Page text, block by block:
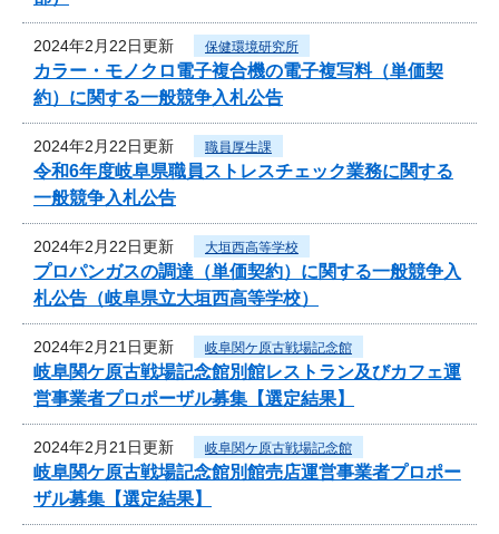
2024年2月22日更新 保健環境研究所
カラー・モノクロ電子複合機の電子複写料（単価契
約）に関する一般競争入札公告
2024年2月22日更新 職員厚生課
令和6年度岐阜県職員ストレスチェック業務に関する
一般競争入札公告
2024年2月22日更新 大垣西高等学校
プロパンガスの調達（単価契約）に関する一般競争入
札公告（岐阜県立大垣西高等学校）
2024年2月21日更新 岐阜関ケ原古戦場記念館
岐阜関ケ原古戦場記念館別館レストラン及びカフェ運
営事業者プロポーザル募集【選定結果】
2024年2月21日更新 岐阜関ケ原古戦場記念館
岐阜関ケ原古戦場記念館別館売店運営事業者プロポー
ザル募集【選定結果】